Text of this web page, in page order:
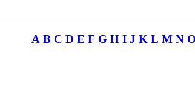
A B C D E F G H I J K L M N O